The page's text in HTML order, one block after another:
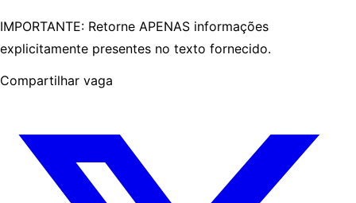
IMPORTANTE: Retorne APENAS informações
explicitamente presentes no texto fornecido.
Compartilhar vaga